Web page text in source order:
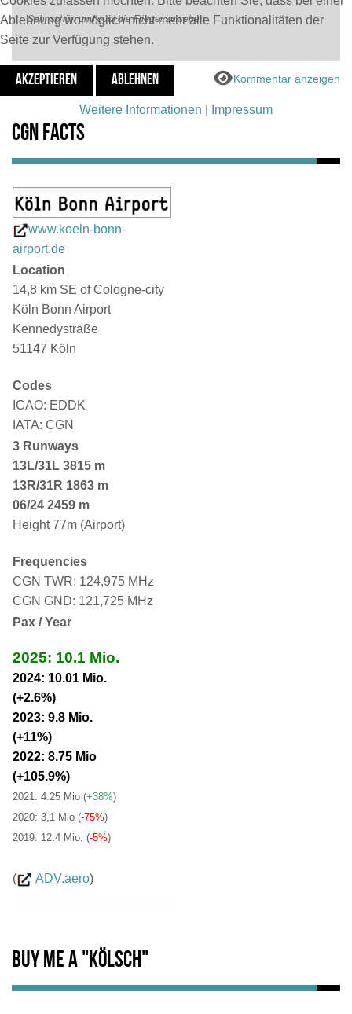
Sehr schön und cool die Flieger zu sehen
Kommentar anzeigen
CGN Facts
www.koeln-bonn-
airport.de
Location
14,8 km SE of Cologne-city
Köln Bonn Airport
Kennedystraße
51147 Köln
Codes
ICAO: EDDK
IATA: CGN
3 Runways
13L/31L 3815 m
13R/31R 1863 m
06/24 2459 m
Height 77m (Airport)
Frequencies
CGN TWR: 124,975 MHz
CGN GND: 121,725 MHz
Pax / Year
2025: 10.1 Mio.
2024: 10.01 Mio.
(+2.6%)
2023: 9.8 Mio.
(+11%)
2022: 8.75 Mio
(+105.9%)
2021: 4.25 Mio (+38%)
2020: 3,1 Mio (-75%)
2019: 12.4 Mio. (-5%)
( ADV.aero)
Buy me a "Kölsch"
Ablehnung womöglich nicht mehr alle Funktionalitäten der
Seite zur Verfügung stehen.
AKZEPTIEREN ABLEHNEN
Weitere Informationen Impressum